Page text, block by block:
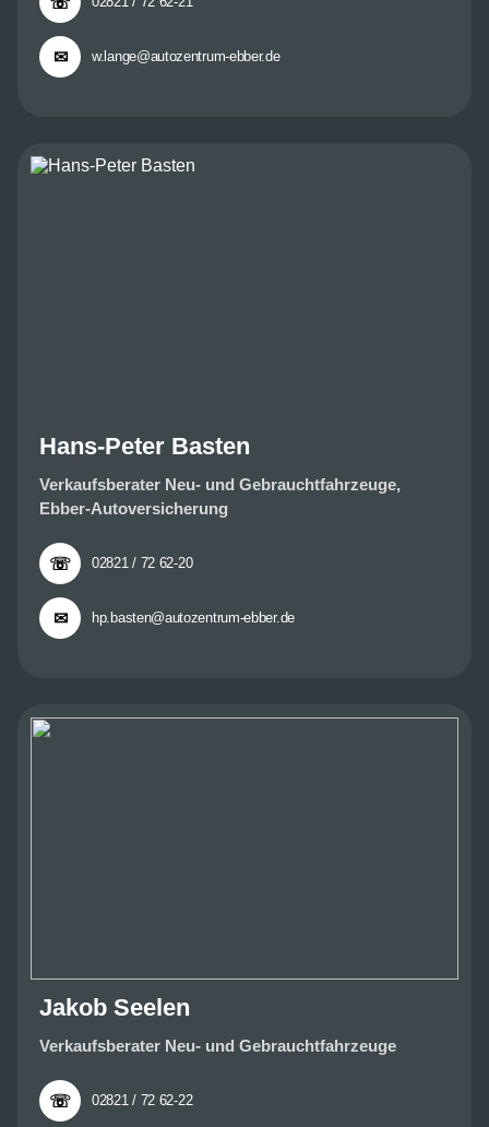
✉ w.lange@autozentrum-ebber.de
Hans-Peter Basten
Verkaufsberater Neu- und Gebrauchtfahrzeuge,
Ebber-Autoversicherung
☏ 02821 / 72 62-20
✉ hp.basten@autozentrum-ebber.de
Jakob Seelen
Verkaufsberater Neu- und Gebrauchtfahrzeuge
☏ 02821 / 72 62-22